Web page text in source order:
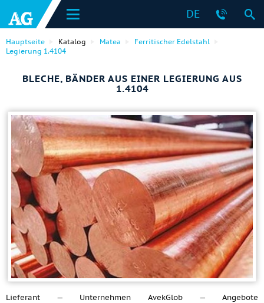
DE
Hauptseite Katalog Matea
Ferritischer Edelstahl
Legierung 1.4104
BLECHE, BÄNDER AUS EINER LEGIERUNG AUS
1.4104
Lieferant — Unternehmen AvekGlob — Angebote